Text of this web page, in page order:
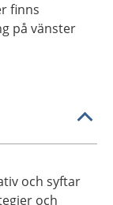
finns
på vänster
och syftar
och